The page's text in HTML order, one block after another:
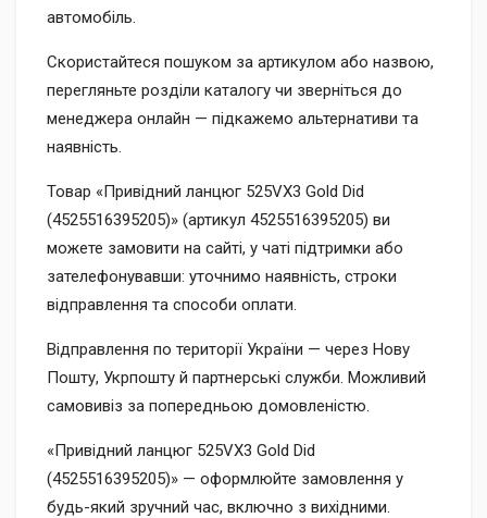
автомобіль.
Скористайтеся пошуком за артикулом або назвою,
перегляньте розділи каталогу чи зверніться до
менеджера онлайн — підкажемо альтернативи та
наявність.
Товар «Привідний ланцюг 525VX3 Gold Did
(4525516395205)» (артикул 4525516395205) ви
можете замовити на сайті, у чаті підтримки або
зателефонувавши: уточнимо наявність, строки
відправлення та способи оплати.
Відправлення по території України — через Нову
Пошту, Укрпошту й партнерські служби. Можливий
самовивіз за попередньою домовленістю.
«Привідний ланцюг 525VX3 Gold Did
(4525516395205)» — оформлюйте замовлення у
будь-який зручний час, включно з вихідними.